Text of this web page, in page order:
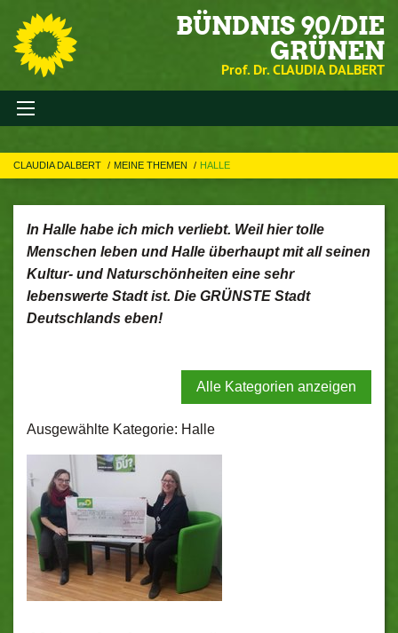
BÜNDNIS 90/DIE
GRÜNEN
Prof. Dr. CLAUDIA DALBERT
CLAUDIA DALBERT MEINE THEMEN HALLE
In Halle habe ich mich verliebt. Weil hier tolle
Menschen leben und Halle überhaupt mit all seinen
Kultur- und Naturschönheiten eine sehr
lebenswerte Stadt ist. Die GRÜNSTE Stadt
Deutschlands eben!
Alle Kategorien anzeigen
Ausgewählte Kategorie: Halle